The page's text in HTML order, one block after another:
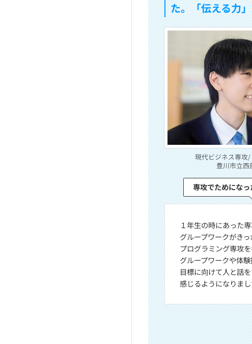
た。「伝える力
現代ビジネス専
豊川市立西
専攻でためにな
１年生の時にあった
グループワークがき
プログラミング専攻を
グループワークや体
目標に向けて人と話
感じるようになりまし